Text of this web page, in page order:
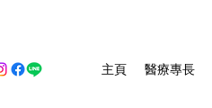
主頁 醫療專長